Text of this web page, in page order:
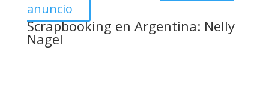
anuncio
Scrapbooking en Argentina: Nelly
Nagel